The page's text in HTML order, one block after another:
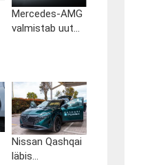
Mercedes-AMG
valmistab uut...
Nissan Qashqai
läbis...